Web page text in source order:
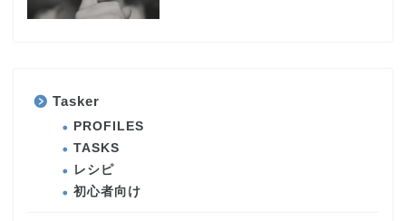
Tasker
PROFILES
TASKS
レシピ
初心者向け